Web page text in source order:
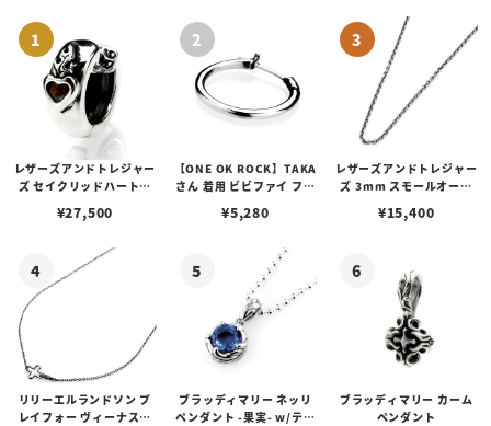
レザーズアンドトレジャー
ズ セイクリッドハートピ
¥27,500
【ONE OK ROCK】TAKA
さん 着用 ビビファイ フー
¥5,280
レザーズアンドトレジャー
ズ 3mm スモールオーバ
ブスタークラスプ＆LTロ
¥15,400
リリーエルランドソン プ
レイフォー ヴィーナスチ
ブラッディマリー ネッリ
ペンダント -果実- w/ティ
ブラッディマリー カーム
ペンダント